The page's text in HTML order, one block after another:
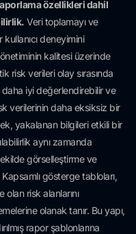
özellikleri dahil
Veri toplamayı ve
deneyimini
kalitesi üzerinde
risk verileri olay sırasında
iyi değerlendirebilir ve
verilerinin daha eksiksiz bir
yakalanan bilgileri etkili bir
aynı zamanda
görselleştirme ve
gösterge tabloları,
risk alanlarını
olanak tanır. Bu yapı,
rapor şablonlarına